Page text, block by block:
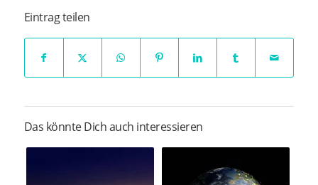
Eintrag teilen
Das könnte Dich auch interessieren